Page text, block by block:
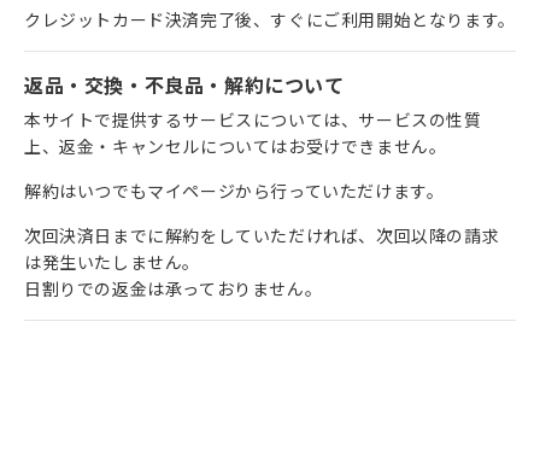
クレジットカード決済完了後、すぐにご利用開始となります。
返品・交換・不良品・解約について
本サイトで提供するサービスについては、サービスの性質
上、返金・キャンセルについてはお受けできません。
解約はいつでもマイページから行っていただけます。
次回決済日までに解約をしていただければ、次回以降の請求
は発生いたしません。
日割りでの返金は承っておりません。